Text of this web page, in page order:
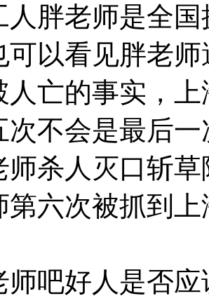
人胖老师是全
可以看见胖老
人亡的事实，
次不会是最后
师杀人灭口斩
第六次被抓到
师吧好人是否